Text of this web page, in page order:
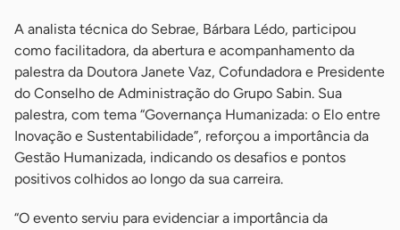
A analista técnica do Sebrae, Bárbara Lédo, participou
como facilitadora, da abertura e acompanhamento da
palestra da Doutora Janete Vaz, Cofundadora e Presidente
do Conselho de Administração do Grupo Sabin. Sua
palestra, com tema “Governança Humanizada: o Elo entre
Inovação e Sustentabilidade”, reforçou a importância da
Gestão Humanizada, indicando os desafios e pontos
positivos colhidos ao longo da sua carreira.
“O evento serviu para evidenciar a importância da